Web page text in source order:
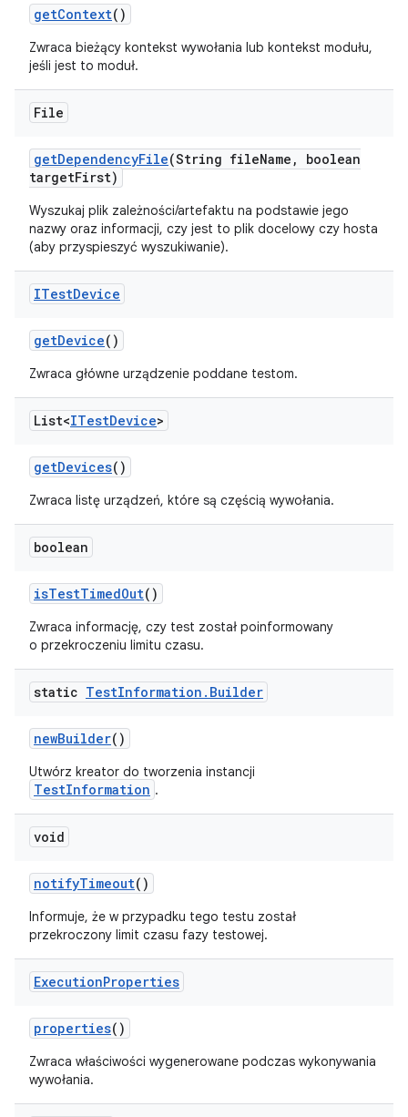
getContext()
Zwraca bieżący kontekst wywołania lub kontekst modułu,
jeśli jest to moduł.
File
getDependencyFile(String fileName ,
boolean
targetFirst)
Wyszukaj plik zależności/artefaktu na podstawie jego
nazwy oraz informacji, czy jest to plik docelowy czy hosta
(aby przyspieszyć wyszukiwanie).
ITestDevice
getDevice()
Zwraca główne urządzenie poddane testom.
List<ITestDevice>
getDevices()
Zwraca listę urządzeń, które są częścią wywołania.
boolean
isTestTimedOut()
Zwraca informację, czy test został poinformowany
o przekroczeniu limitu czasu.
static TestInformation . Builder
newBuilder()
Utwórz kreator do tworzenia instancji
TestInformation .
void
notifyTimeout()
Informuje, że w przypadku tego testu został
przekroczony limit czasu fazy testowej.
ExecutionProperties
properties()
Zwraca właściwości wygenerowane podczas wykonywania
wywołania.